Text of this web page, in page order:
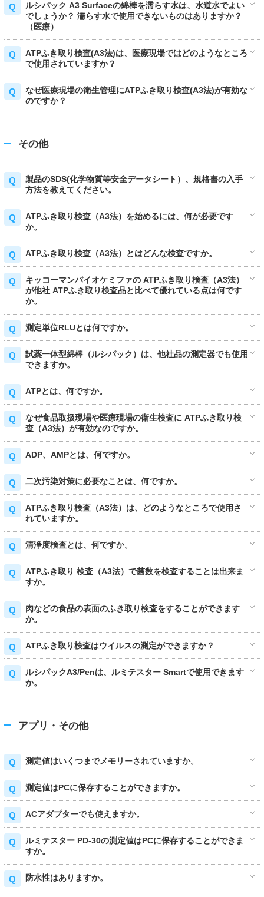
ルシパック A3 Surfaceの綿棒を濡らす水は、水道水でよい
でしょうか？ 濡らす水で使用できないものはありますか？
（医療）
ATPふき取り検査(A3法)は、医療現場ではどのようなところ
で使用されていますか？
なぜ医療現場の衛生管理にATPふき取り検査(A3法)が有効な
のですか？
その他
製品のSDS(化学物質等安全データシート）、規格書の入手
方法を教えてください。
ATPふき取り検査（A3法）を始めるには、何が必要です
か。
ATPふき取り検査（A3法）とはどんな検査ですか。
キッコーマンバイオケミファの ATPふき取り検査（A3法）
が他社 ATPふき取り検査品と比べて優れている点は何です
か。
測定単位RLUとは何ですか。
試薬一体型綿棒（ルシパック）は、他社品の測定器でも使用
できますか。
ATPとは、何ですか。
なぜ食品取扱現場や医療現場の衛生検査に ATPふき取り検
査（A3法）が有効なのですか。
ADP、AMPとは、何ですか。
二次汚染対策に必要なことは、何ですか。
ATPふき取り検査（A3法）は、どのようなところで使用さ
れていますか。
清浄度検査とは、何ですか。
ATPふき取り 検査（A3法）で菌数を検査することは出来ま
すか。
肉などの食品の表面のふき取り検査をすることができます
か。
ATPふき取り検査はウイルスの測定ができますか？
ルシパックA3/Penは、ルミテスター Smartで使用できます
か。
アプリ・その他
測定値はいくつまでメモリーされていますか。
測定値はPCに保存することができますか。
ACアダプターでも使えますか。
ルミテスター PD-30の測定値はPCに保存することができま
すか。
防水性はありますか。